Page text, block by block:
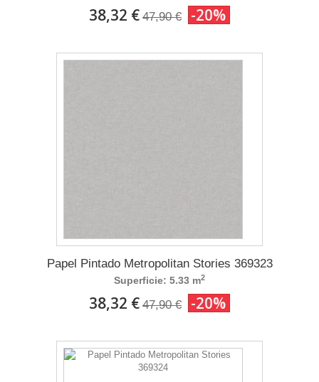
38,32 € 47,90 € -20%
Papel Pintado Metropolitan Stories 369323
Superficie: 5.33 m2
38,32 € 47,90 € -20%